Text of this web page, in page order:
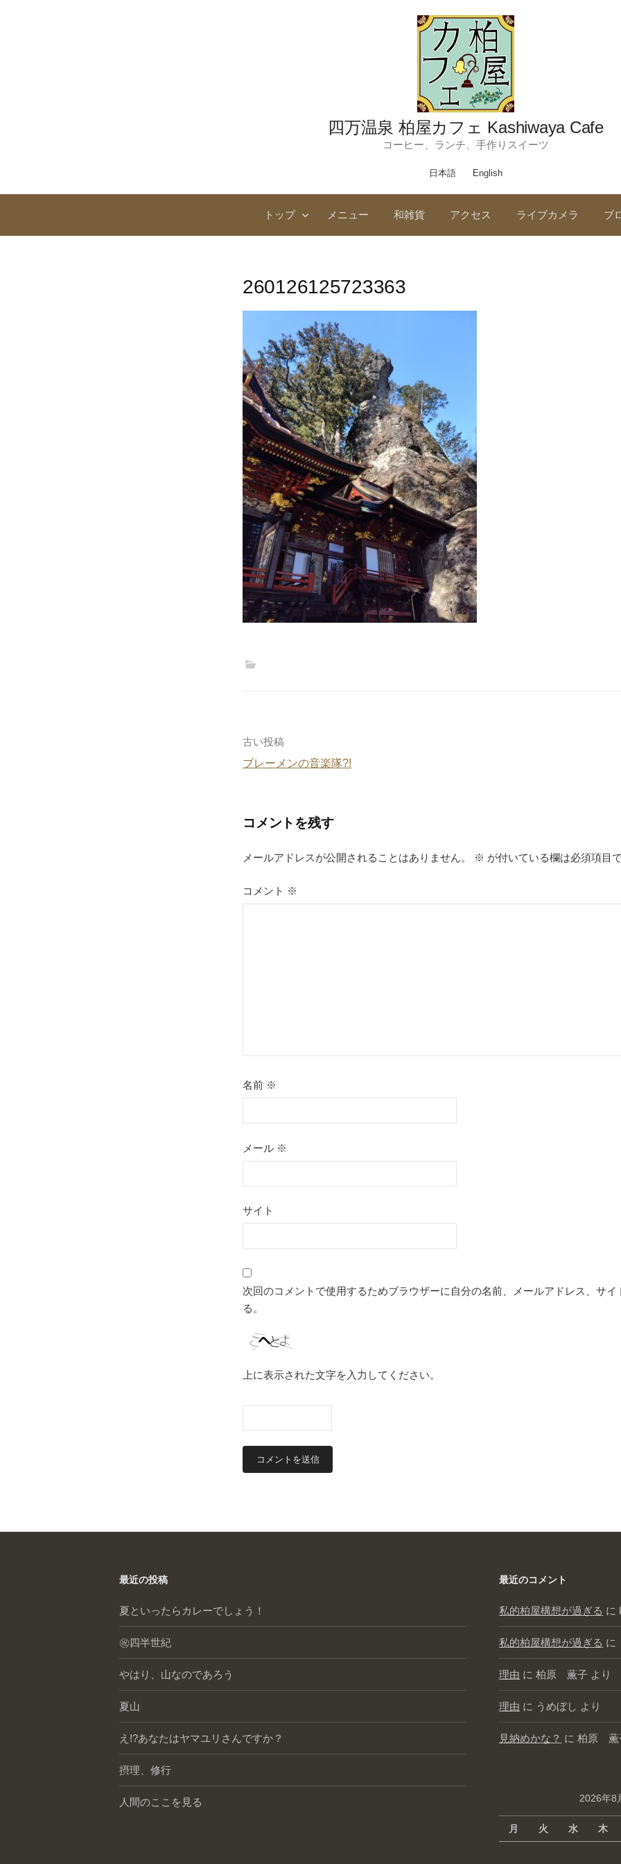
四万温泉 柏屋カフェ Kashiwaya Cafe
コーヒー、ランチ、手作りスイーツ
日本語 English
トップ メニュー 和雑貨 アクセス ライブカメラ ブ
260126125723363
投
稿
ビ
ゲ
ー
古い投稿
ブレーメンの音楽隊?!
コメントを残す
メールアドレスが公開されることはありません。 ※ が付いている欄は必須項目
コメント ※
名前 ※
メール ※
サイト
次回のコメントで使用するためブラウザーに自分の名前、メールアドレス、サイ
る。
上に表示された文字を入力してください。
最近の投稿
夏といったらカレーでしょう！
㊗️四半世紀
やはり、山なのであろう
夏山
え!?あなたはヤマユリさんですか？
摂理、修行
人間のここを見る
最近のコメント
私的柏屋構想が過ぎる に
私的柏屋構想が過ぎる に
理由 に 柏原 薫子 より
理由 に うめぼし より
見納めかな？ に 柏原 薫
2026年8
月 火 水 木